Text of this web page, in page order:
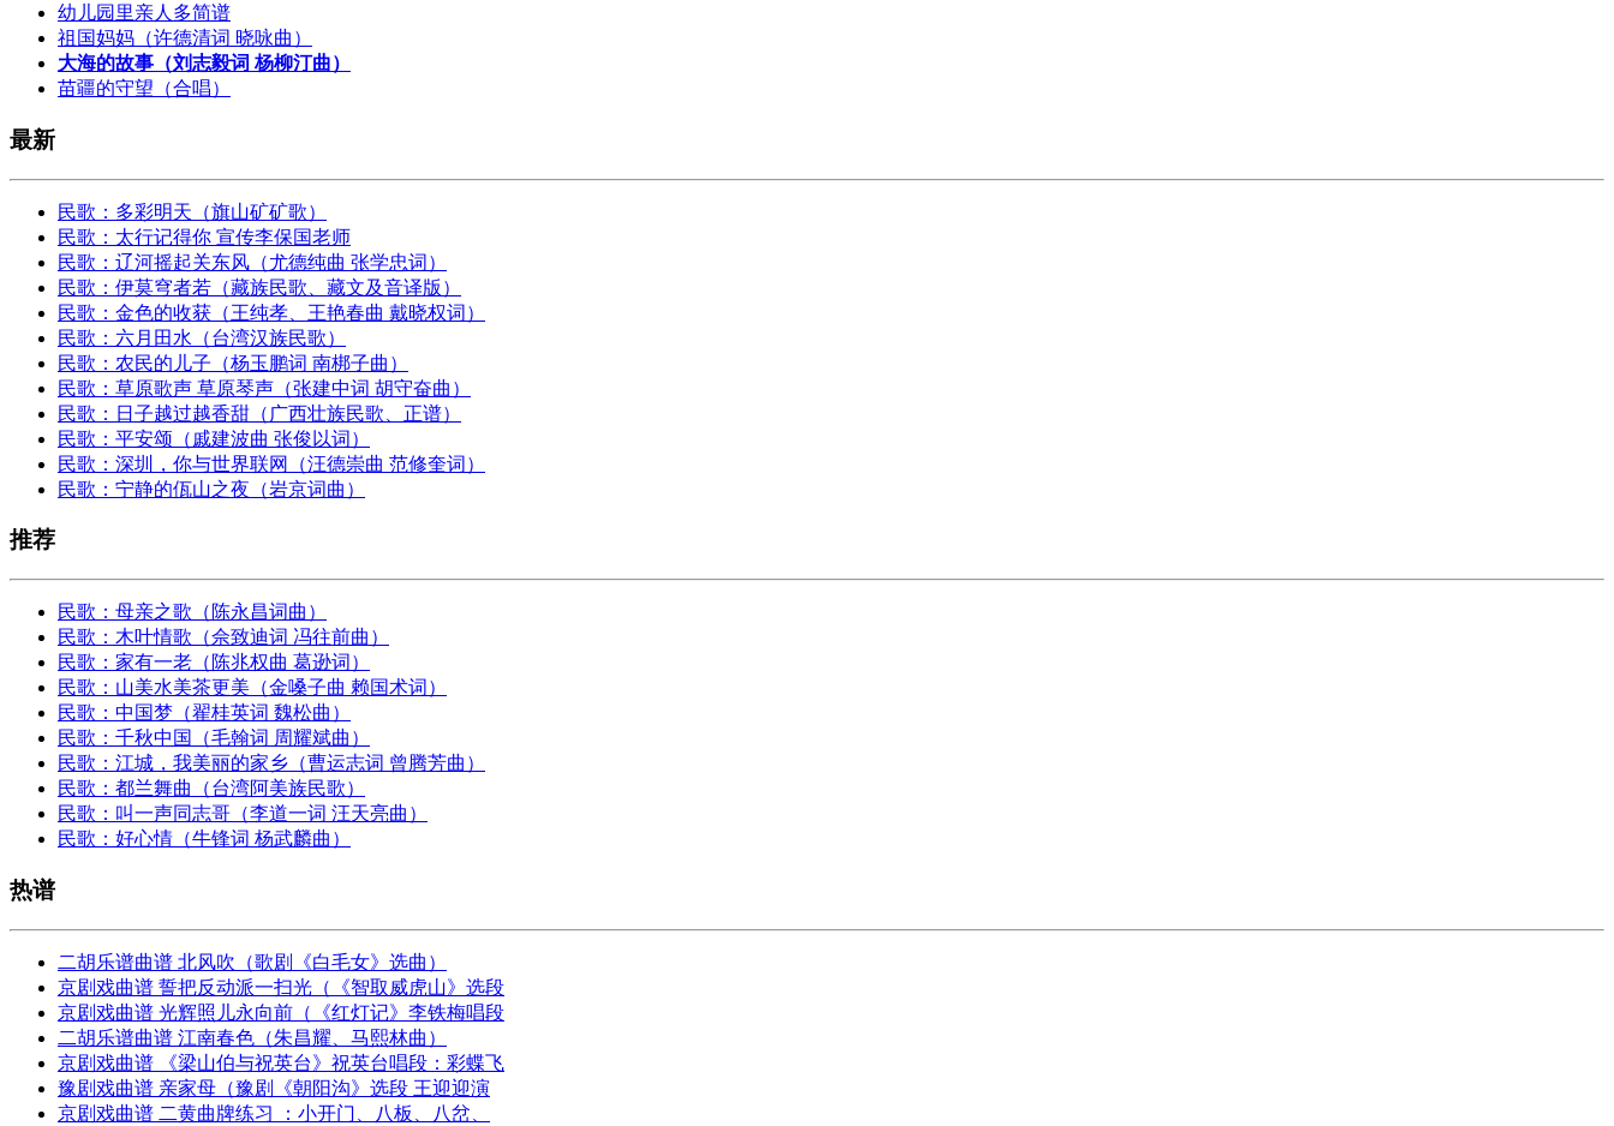
幼儿园里亲人多简谱
祖国妈妈（许德清词 晓咏曲）
大海的故事（刘志毅词 杨柳汀曲）
苗疆的守望（合唱）
最新
民歌：多彩明天（旗山矿矿歌）
民歌：太行记得你 宣传李保国老师
民歌：辽河摇起关东风（尤德纯曲 张学忠词）
民歌：伊莫穹者若（藏族民歌、藏文及音译版）
民歌：金色的收获（王纯孝、王艳春曲 戴晓权词）
民歌：六月田水（台湾汉族民歌）
民歌：农民的儿子（杨玉鹏词 南梆子曲）
民歌：草原歌声 草原琴声（张建中词 胡守奋曲）
民歌：日子越过越香甜（广西壮族民歌、正谱）
民歌：平安颂（戚建波曲 张俊以词）
民歌：深圳，你与世界联网（汪德崇曲 范修奎词）
民歌：宁静的佤山之夜（岩京词曲）
推荐
民歌：母亲之歌（陈永昌词曲）
民歌：木叶情歌（佘致迪词 冯往前曲）
民歌：家有一老（陈兆权曲 葛逊词）
民歌：山美水美茶更美（金嗓子曲 赖国术词）
民歌：中国梦（翟桂英词 魏松曲）
民歌：千秋中国（毛翰词 周耀斌曲）
民歌：江城，我美丽的家乡（曹运志词 曾腾芳曲）
民歌：都兰舞曲（台湾阿美族民歌）
民歌：叫一声同志哥（李道一词 汪天亮曲）
民歌：好心情（牛锋词 杨武麟曲）
热谱
二胡乐谱曲谱 北风吹（歌剧《白毛女》选曲）
京剧戏曲谱 誓把反动派一扫光（《智取威虎山》选段
京剧戏曲谱 光辉照儿永向前（《红灯记》李铁梅唱段
二胡乐谱曲谱 江南春色（朱昌耀、马熙林曲）
京剧戏曲谱 《梁山伯与祝英台》祝英台唱段：彩蝶飞
豫剧戏曲谱 亲家母（豫剧《朝阳沟》选段 王迎迎演
京剧戏曲谱 二黄曲牌练习 ：小开门、八板、八岔、